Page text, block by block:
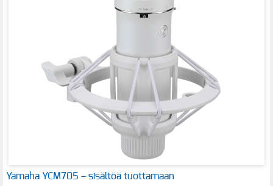
Yamaha YCM705 – sisältöä tuottamaan